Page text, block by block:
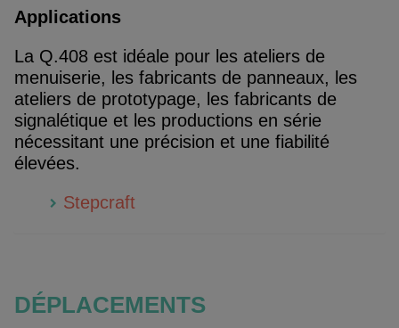
Applications
La Q.408 est idéale pour les ateliers de
menuiserie, les fabricants de panneaux, les
ateliers de prototypage, les fabricants de
signalétique et les productions en série
nécessitant une précision et une fiabilité
élevées.
Stepcraft
DÉPLACEMENTS